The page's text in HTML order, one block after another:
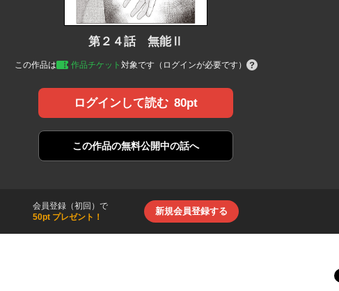
第２４話 無能Ⅱ
この作品は 作品チケット 対象です（ログインが必要です）
ログインして読む 80pt
この作品の無料公開中の話へ
会員登録（初回）で
50pt プレゼント！
新規会員登録する